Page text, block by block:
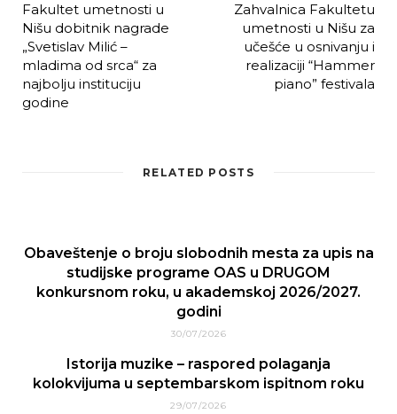
Fakultet umetnosti u
Nišu dobitnik nagrade
„Svetislav Milić –
mladima od srca“ za
najbolju instituciju
godine
Zahvalnica Fakultetu
umetnosti u Nišu za
učešće u osnivanju i
realizaciji “Hammer
piano” festivala
RELATED POSTS
Obaveštenje o broju slobodnih mesta za upis na
studijske programe OAS u DRUGOM
konkursnom roku, u akademskoj 2026/2027.
godini
30/07/2026
Istorija muzike – raspored polaganja
kolokvijuma u septembarskom ispitnom roku
29/07/2026